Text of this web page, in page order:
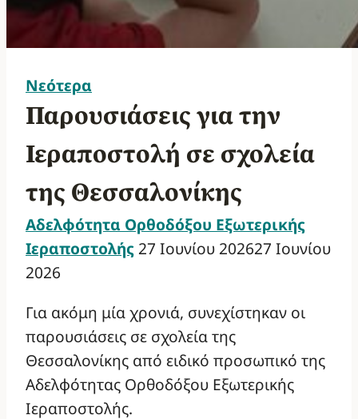
Νεότερα
Παρουσιάσεις για την
Ιεραποστολή σε σχολεία
της Θεσσαλονίκης
Αδελφότητα Ορθοδόξου Εξωτερικής
Ιεραποστολής 27 Ιουνίου 202627 Ιουνίου
2026
Για ακόμη μία χρονιά, συνεχίστηκαν οι
παρουσιάσεις σε σχολεία της
Θεσσαλονίκης από ειδικό προσωπικό της
Αδελφότητας Ορθοδόξου Εξωτερικής
Ιεραποστολής.